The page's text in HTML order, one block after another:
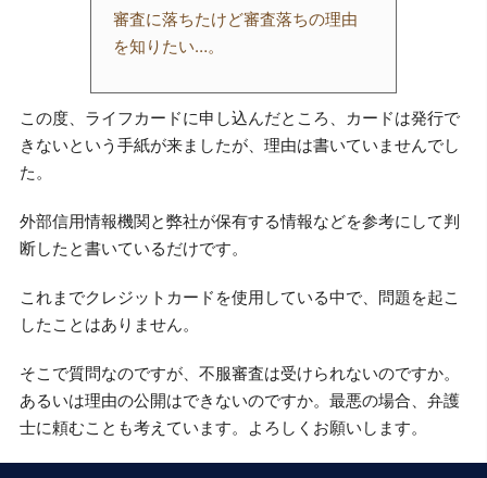
審査に落ちたけど審査落ちの理由
を知りたい…。
この度、ライフカードに申し込んだところ、カードは発行で
きないという手紙が来ましたが、理由は書いていませんでし
た。
外部信用情報機関と弊社が保有する情報などを参考にして判
断したと書いているだけです。
これまでクレジットカードを使用している中で、問題を起こ
したことはありません。
そこで質問なのですが、不服審査は受けられないのですか。
あるいは理由の公開はできないのですか。最悪の場合、弁護
士に頼むことも考えています。よろしくお願いします。